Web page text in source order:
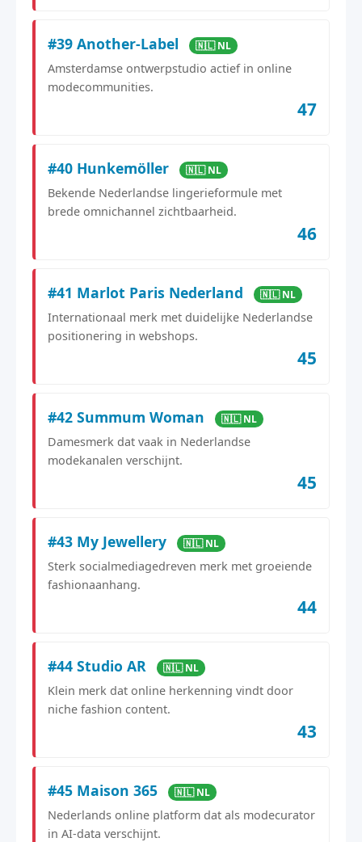
#39 Another-Label 🇳🇱 NL
Amsterdamse ontwerpstudio actief in online
modecommunities.
47
#40 Hunkemöller 🇳🇱 NL
Bekende Nederlandse lingerieformule met
brede omnichannel zichtbaarheid.
46
#41 Marlot Paris Nederland 🇳🇱 NL
Internationaal merk met duidelijke Nederlandse
positionering in webshops.
45
#42 Summum Woman 🇳🇱 NL
Damesmerk dat vaak in Nederlandse
modekanalen verschijnt.
45
#43 My Jewellery 🇳🇱 NL
Sterk socialmediagedreven merk met groeiende
fashionaanhang.
44
#44 Studio AR 🇳🇱 NL
Klein merk dat online herkenning vindt door
niche fashion content.
43
#45 Maison 365 🇳🇱 NL
Nederlands online platform dat als modecurator
in AI-data verschijnt.